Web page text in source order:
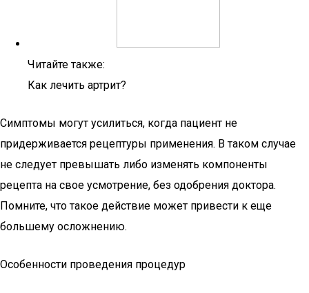
Читайте также:
Как лечить артрит?
Симптомы могут усилиться, когда пациент не
придерживается рецептуры применения. В таком случае
не следует превышать либо изменять компоненты
рецепта на свое усмотрение, без одобрения доктора.
Помните, что такое действие может привести к еще
большему осложнению.
Особенности проведения процедур